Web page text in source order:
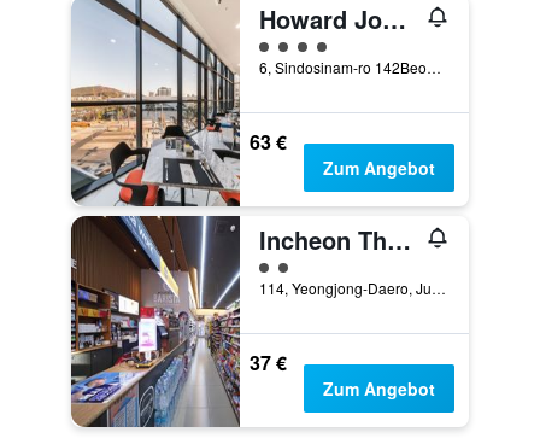
Howard Johnson by Wyndham Incheon Airport
Bewertungskategorie 4
6, Sindosinam-ro 142Beon-Gil, Incheon, Südkorea
63 €
Zum Angebot
Incheon The Hotel Yeongjong
Bewertungskategorie 2
114, Yeongjong-Daero, Jung-gu, Incheon, Südkorea
37 €
Zum Angebot